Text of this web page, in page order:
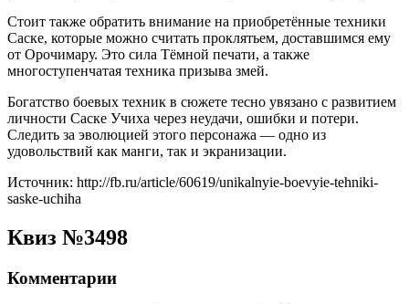
Стоит также обратить внимание на приобретённые техники
Саске, которые можно считать проклятьем, доставшимся ему
от Орочимару. Это сила Тёмной печати, а также
многоступенчатая техника призыва змей.
Богатство боевых техник в сюжете тесно увязано с развитием
личности Саске Учиха через неудачи, ошибки и потери.
Следить за эволюцией этого персонажа — одно из
удовольствий как манги, так и экранизации.
Источник: http://fb.ru/article/60619/unikalnyie-boevyie-tehniki-
saske-uchiha
Квиз №3498
Комментарии